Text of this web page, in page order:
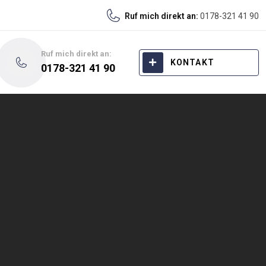
Ruf mich direkt an: 0178-321 41 90
Ruf mich direkt an:
0178-321 41 90 KONTAKT